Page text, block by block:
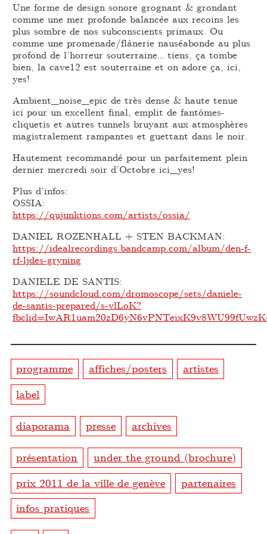
Une forme de design sonore grognant & grondant
comme une mer profonde balancée aux recoins les
plus sombre de nos subconscients primaux. Ou
comme une promenade/flânerie nauséabonde au plus
profond de l’horreur souterraine… tiens, ça tombe
bien, la cave12 est souterraine et on adore ça, ici,
yes!
Ambient_noise_epic de très dense & haute tenue
ici pour un excellent final, emplit de fantômes-
cliquetis et autres tunnels bruyant aux atmosphères
magistralement rampantes et guettant dans le noir.
Hautement recommandé pour un parfaitement plein
dernier mercredi soir d’Octobre ici_yes!
Plus d’infos:
OSSIA:
https://qujunktions.com/artists/ossia/
DANIEL ROZENHALL + STEN BACKMAN:
https://idealrecordings.bandcamp.com/album/den-f-
rf-ljdes-gryning
DANIELE DE SANTIS:
https://soundcloud.com/dromoscope/sets/daniele-
de-santis-prepared/s-vlLoK?
programme affiches/posters
artistes
label
diaporama presse archives
présentation
under the ground (brochure)
prix 2011 de la ville de genève
partenaires
infos pratiques